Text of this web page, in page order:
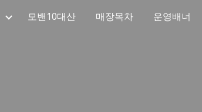
to main content
모밴10대산 매장목차 운영배너